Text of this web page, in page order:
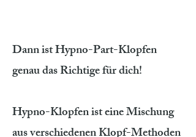
Dann ist Hypno-Part-Klopfen
genau das Richtige für dich!
Hypno-Klopfen ist eine Mischung